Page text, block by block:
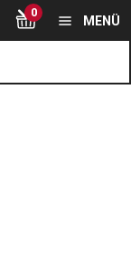
0
MENÜ